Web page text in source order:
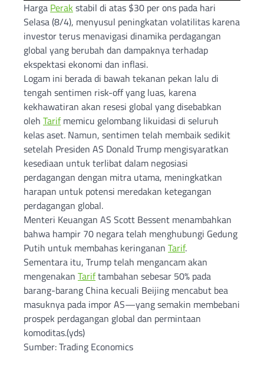
Harga Perak stabil di atas $30 per ons pada hari
Selasa (8/4), menyusul peningkatan volatilitas karena
investor terus menavigasi dinamika perdagangan
global yang berubah dan dampaknya terhadap
ekspektasi ekonomi dan inflasi.
Logam ini berada di bawah tekanan pekan lalu di
tengah sentimen risk-off yang luas, karena
kekhawatiran akan resesi global yang disebabkan
oleh Tarifmemicu gelombang likuidasi di seluruh
kelas aset. Namun, sentimen telah membaik sedikit
setelah Presiden AS Donald Trump mengisyaratkan
kesediaan untuk terlibat dalam negosiasi
perdagangan dengan mitra utama, meningkatkan
harapan untuk potensi meredakan ketegangan
perdagangan global.
Menteri Keuangan AS Scott Bessent menambahkan
bahwa hampir 70 negara telah menghubungi Gedung
Putih untuk membahas keringanan Tarif.
Sementara itu, Trump telah mengancam akan
mengenakan Tariftambahan sebesar 50% pada
barang-barang China kecuali Beijing mencabut bea
masuknya pada impor AS—yang semakin membebani
prospek perdagangan global dan permintaan
komoditas.(yds)
Sumber: Trading Economics